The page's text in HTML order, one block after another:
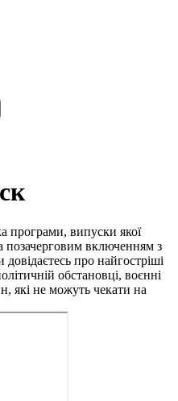
програми, випуски якої
позачерговим включенням з
про найгостріші
обстановці, воєнні
які не можуть чекати на